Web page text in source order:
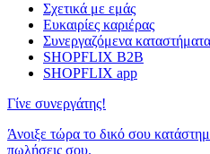
Σχετικά με εμάς
Ευκαιρίες καριέρας
Συνεργαζόμενα καταστήματα
SHOPFLIX B2B
SHOPFLIX app
Γίνε συνεργάτης!
Άνοιξε τώρα το δικό σου
πωλήσεις σου.